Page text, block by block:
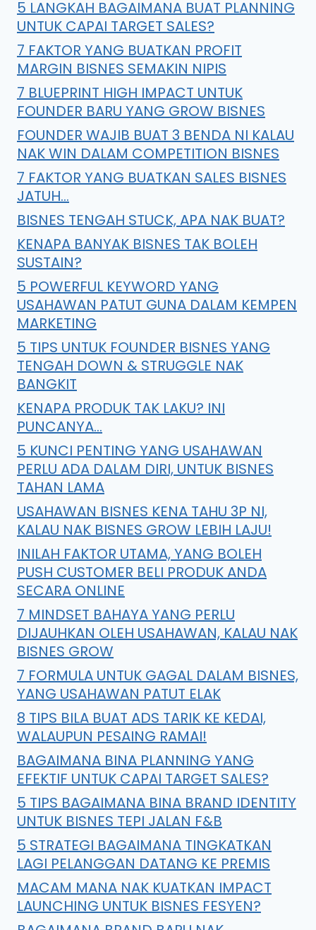
5 LANGKAH BAGAIMANA BUAT PLANNING
UNTUK CAPAI TARGET SALES?
7 FAKTOR YANG BUATKAN PROFIT
MARGIN BISNES SEMAKIN NIPIS
7 BLUEPRINT HIGH IMPACT UNTUK
FOUNDER BARU YANG GROW BISNES
FOUNDER WAJIB BUAT 3 BENDA NI KALAU
NAK WIN DALAM COMPETITION BISNES
7 FAKTOR YANG BUATKAN SALES BISNES
JATUH…
BISNES TENGAH STUCK, APA NAK BUAT?
KENAPA BANYAK BISNES TAK BOLEH
SUSTAIN?
5 POWERFUL KEYWORD YANG
USAHAWAN PATUT GUNA DALAM KEMPEN
MARKETING
5 TIPS UNTUK FOUNDER BISNES YANG
TENGAH DOWN & STRUGGLE NAK
BANGKIT
KENAPA PRODUK TAK LAKU? INI
PUNCANYA…
5 KUNCI PENTING YANG USAHAWAN
PERLU ADA DALAM DIRI, UNTUK BISNES
TAHAN LAMA
USAHAWAN BISNES KENA TAHU 3P NI,
KALAU NAK BISNES GROW LEBIH LAJU!
INILAH FAKTOR UTAMA, YANG BOLEH
PUSH CUSTOMER BELI PRODUK ANDA
SECARA ONLINE
7 MINDSET BAHAYA YANG PERLU
DIJAUHKAN OLEH USAHAWAN, KALAU NAK
BISNES GROW
7 FORMULA UNTUK GAGAL DALAM BISNES,
YANG USAHAWAN PATUT ELAK
8 TIPS BILA BUAT ADS TARIK KE KEDAI,
WALAUPUN PESAING RAMAI!
BAGAIMANA BINA PLANNING YANG
EFEKTIF UNTUK CAPAI TARGET SALES?
5 TIPS BAGAIMANA BINA BRAND IDENTITY
UNTUK BISNES TEPI JALAN F&B
5 STRATEGI BAGAIMANA TINGKATKAN
LAGI PELANGGAN DATANG KE PREMIS
MACAM MANA NAK KUATKAN IMPACT
LAUNCHING UNTUK BISNES FESYEN?